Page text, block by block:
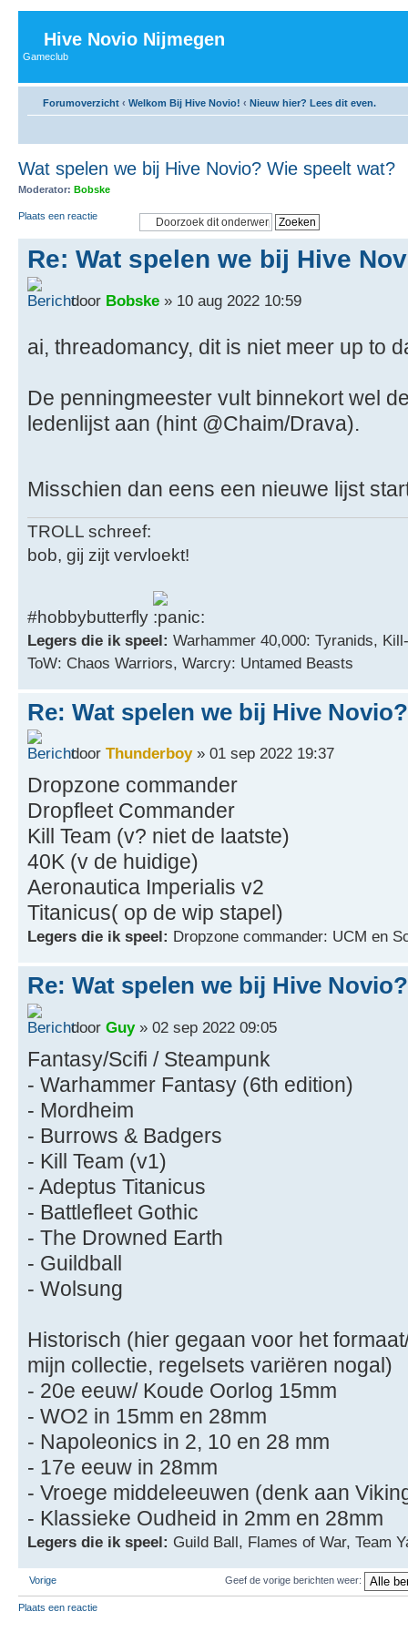
Hive Novio Nijmegen
Gameclub
Forumoverzicht ‹ Welkom Bij Hive Novio! ‹ Nieuw hier? Lees dit even.
Wat spelen we bij Hive Novio? Wie speelt wat?
Moderator: Bobske
Plaats een reactie
Re: Wat spelen we bij Hive
door Bobske » 10 aug 2022 10:59
ai, threadomancy, dit is niet meer up to
De penningmeester vult binnekort wel
ledenlijst aan (hint @Chaim/Drava).
Misschien dan eens een nieuwe lijst
TROLL schreef:
bob, gij zijt vervloekt!
#hobbybutterfly
Legers die ik speel: Warhammer 40,000: Tyranids,
ToW: Chaos Warriors, Warcry: Untamed Beasts
Re: Wat spelen we bij Hive
door Thunderboy» 01 sep 2022 19:37
Dropzone commander
Dropfleet Commander
Kill Team (v? niet de laatste)
40K (v de huidige)
Aeronautica Imperialis v2
Titanicus( op de wip stapel)
Legers die ik speel: Dropzone commander: UCM en
Re: Wat spelen we bij Hive
door Guy» 02 sep 2022 09:05
Fantasy/Scifi / Steampunk
- Warhammer Fantasy (6th edition)
- Mordheim
- Burrows & Badgers
- Kill Team (v1)
- Adeptus Titanicus
- Battlefleet Gothic
- The Drowned Earth
- Guildball
- Wolsung
Historisch (hier gegaan voor het
mijn collectie, regelsets variëren nogal)
- 20e eeuw/ Koude Oorlog 15mm
- WO2 in 15mm en 28mm
- Napoleonics in 2, 10 en 28 mm
- 17e eeuw in 28mm
- Vroege middeleeuwen (denk aan
- Klassieke Oudheid in 2mm en 28mm
Legers die ik speel: Guild Ball, Flames of War, Team
Vorige Geef de vorige berichten weer:
Plaats een reactie